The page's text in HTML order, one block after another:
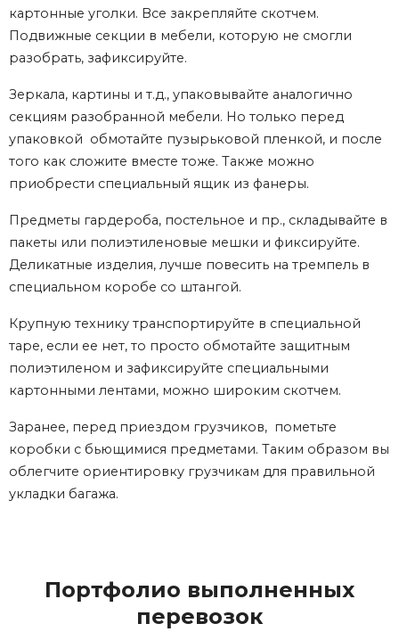
картонные уголки. Все закрепляйте скотчем.
Подвижные секции в мебели, которую не смогли
разобрать, зафиксируйте.
Зеркала, картины и т.д., упаковывайте аналогично
секциям разобранной мебели. Но только перед
упаковкой обмотайте пузырьковой пленкой, и после
того как сложите вместе тоже. Также можно
приобрести специальный ящик из фанеры.
Предметы гардероба, постельное и пр., складывайте в
пакеты или полиэтиленовые мешки и фиксируйте.
Деликатные изделия, лучше повесить на тремпель в
специальном коробе со штангой.
Крупную технику транспортируйте в специальной
таре, если ее нет, то просто обмотайте защитным
полиэтиленом и зафиксируйте специальными
картонными лентами, можно широким скотчем.
Заранее, перед приездом грузчиков, пометьте
коробки с бьющимися предметами. Таким образом вы
облегчите ориентировку грузчикам для правильной
укладки багажа.
Портфолио выполненных
перевозок